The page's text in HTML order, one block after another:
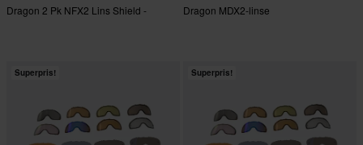
Dragon 2 Pk NFX2 Lins Shield - Dragon MDX2-linse
Superpris! Superpris!